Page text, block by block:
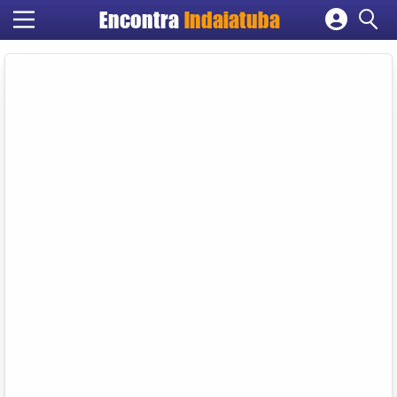
Encontra Indaiatuba
Cadastrar empresa